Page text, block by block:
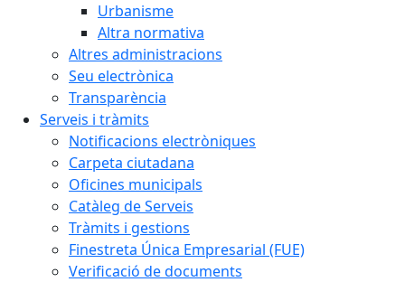
Urbanisme
Altra normativa
Altres administracions
Seu electrònica
Transparència
Serveis i tràmits
Notificacions electròniques
Carpeta ciutadana
Oficines municipals
Catàleg de Serveis
Tràmits i gestions
Finestreta Única Empresarial (FUE)
Verificació de documents